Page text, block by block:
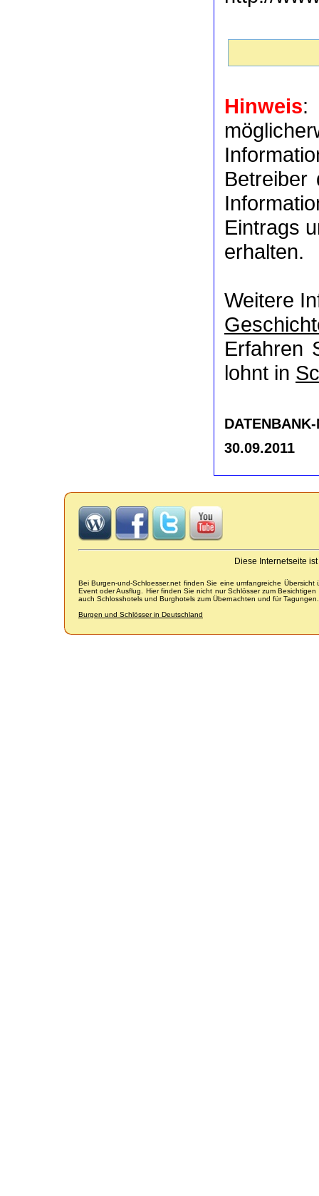
Hinweis:
Eintrags
erhalten.
Weitere
Erfahren
lohnt in
30.09.2011
Diese Internetseite
Bei Burgen-und-Schloesser.net finden Sie eine umfangreiche
Event oder Ausflug. Hier finden Sie nicht nur Schlösser zum
auch Schlosshotels und Burghotels zum Übernachten und für Tagungen.
Burgen und Schlösser in Deutschland